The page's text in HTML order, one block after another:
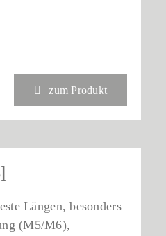
zum Produkt
Längen, besonders
(M5/M6),